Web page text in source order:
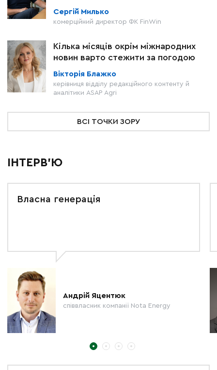
Сергій Милько
комерційний директор ФК FinWin
Кілька місяців окрім міжнародних
новин варто стежити за погодою
Вікторія Блажко
керівниця відділу редакційного контенту й
аналітики ASAP Agri
ВСІ ТОЧКИ ЗОРУ
ІНТЕРВ'Ю
Власна генерація
Андрій Яцентюк
співвласник компанії Nota Energy